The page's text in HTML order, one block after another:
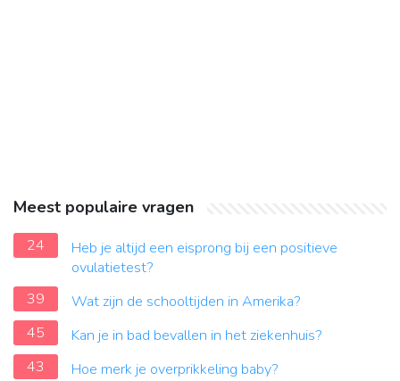
Meest populaire vragen
24
Heb je altijd een eisprong bij een positieve
ovulatietest?
39
Wat zijn de schooltijden in Amerika?
45
Kan je in bad bevallen in het ziekenhuis?
43
Hoe merk je overprikkeling baby?